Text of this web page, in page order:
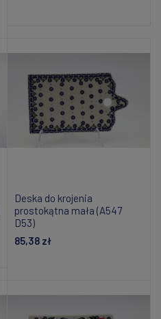
Deska do krojenia
prostokątna mała (A547
D53)
85,38 zł